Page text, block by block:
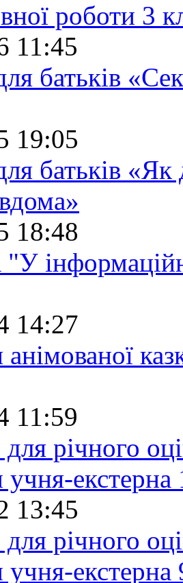
роботи 3
11:45
батьків
19:05
батьків
18:48
"У
14:27
11:59
річного
учня-екстерна
13:45
річного
учня-екстерна